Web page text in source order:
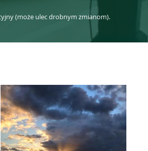
(może ulec drobnym zmianom).